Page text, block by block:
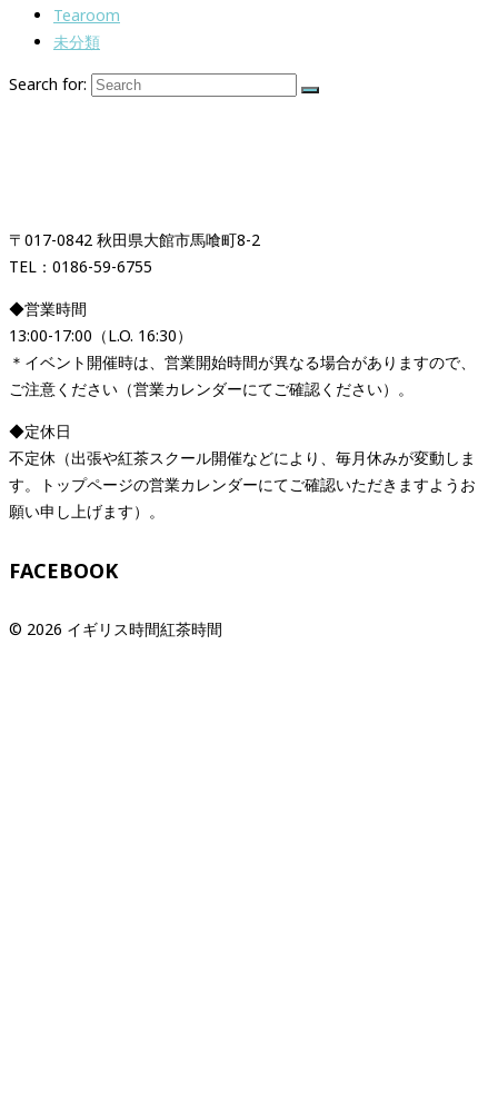
Tearoom
未分類
Search for:
〒017-0842 秋田県大館市馬喰町8-2
TEL：0186-59-6755
◆営業時間
13:00-17:00（L.O. 16:30）
＊イベント開催時は、営業開始時間が異なる場合がありますので、
ご注意ください（営業カレンダーにてご確認ください）。
◆定休日
不定休（出張や紅茶スクール開催などにより、毎月休みが変動しま
す。トップページの営業カレンダーにてご確認いただきますようお
願い申し上げます）。
FACEBOOK
© 2026 イギリス時間紅茶時間